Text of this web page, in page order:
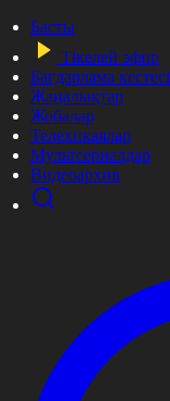
Басты
Тікелей эфир
Бағдарлама кестесі
Жаңалықтар
Жобалар
Телехикаялар
Мультсериалдар
Видеоархив